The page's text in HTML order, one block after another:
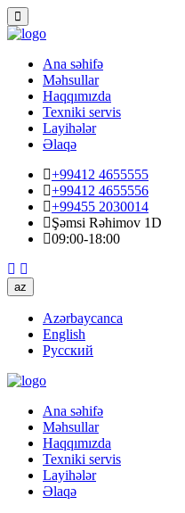
Ana səhifə
Məhsullar
Haqqımızda
Texniki servis
Layihələr
Əlaqə
+99412 4655555
+99412 4655556
+99455 2030014
Şəmsi Rəhimov 1D
09:00-18:00
az
Azərbaycanca
English
Русский
Ana səhifə
Məhsullar
Haqqımızda
Texniki servis
Layihələr
Əlaqə